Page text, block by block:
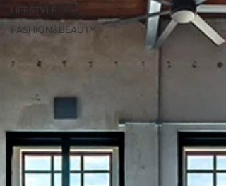
FASHION&BEAUTY